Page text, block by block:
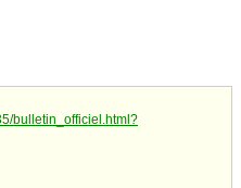
bulletin_officiel.html?